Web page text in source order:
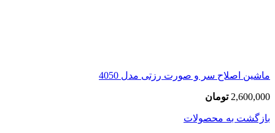
ماشین اصلاح سر و صورت رزتی مدل 4050
2,600,000 تومان
بازگشت به محصولات